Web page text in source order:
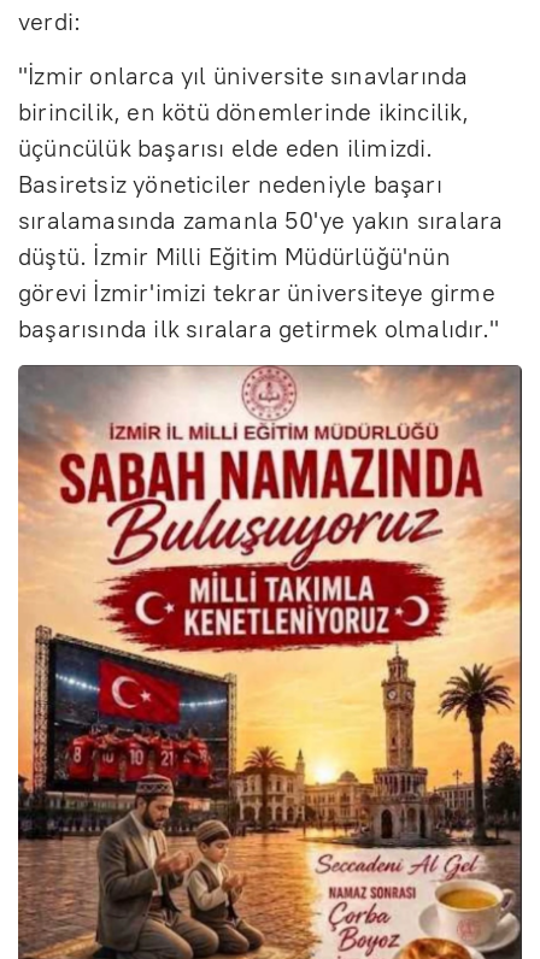
verdi:
"İzmir onlarca yıl üniversite sınavlarında
birincilik, en kötü dönemlerinde ikincilik,
üçüncülük başarısı elde eden ilimizdi.
Basiretsiz yöneticiler nedeniyle başarı
sıralamasında zamanla 50'ye yakın sıralara
düştü. İzmir Milli Eğitim Müdürlüğü'nün
görevi İzmir'imizi tekrar üniversiteye girme
başarısında ilk sıralara getirmek olmalıdır."